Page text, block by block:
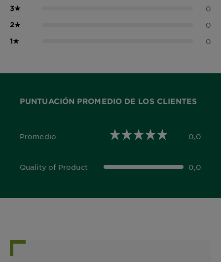
3★ 0
2★ 0
1★ 0
PUNTUACIÓN PROMEDIO DE LOS CLIENTES
Promedio
0,0 out of 5 stars 0,0
Quality of Product
0,0 out of 5 stars 0,0